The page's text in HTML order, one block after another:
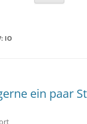
IO
ein paar